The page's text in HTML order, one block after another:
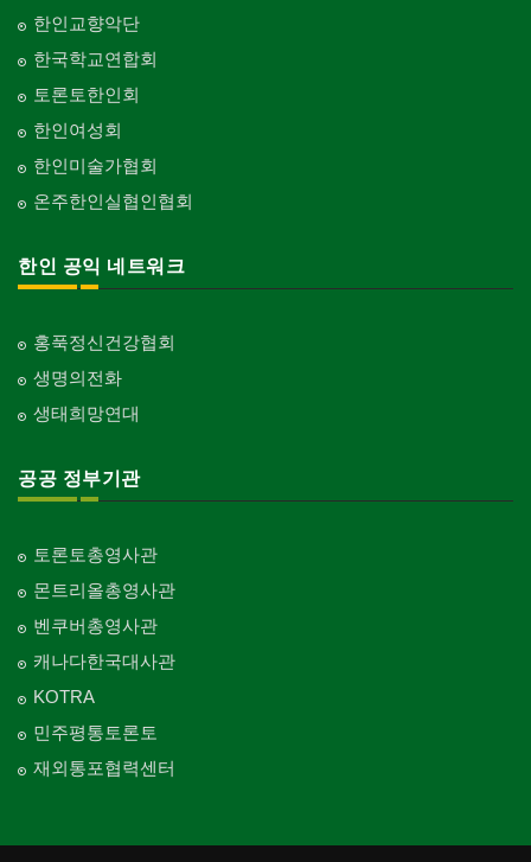
한인교향악단
한국학교연합회
토론토한인회
한인여성회
한인미술가협회
온주한인실협인협회
한인 공익 네트워크
홍푹정신건강협회
생명의전화
생태희망연대
공공 정부기관
토론토총영사관
몬트리올총영사관
벤쿠버총영사관
캐나다한국대사관
KOTRA
민주평통토론토
재외통포협력센터